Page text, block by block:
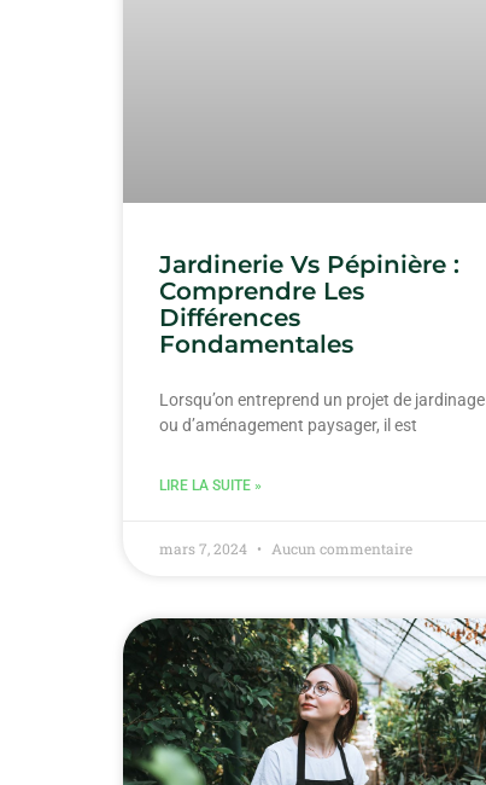
Jardinerie Vs Pépinière :
Comprendre Les
Différences
Fondamentales
Lorsqu’on entreprend un projet de jardinage
ou d’aménagement paysager, il est
LIRE LA SUITE »
mars 7, 2024 Aucun commentaire